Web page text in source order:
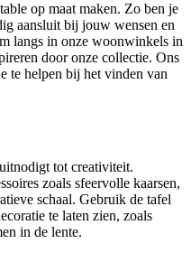
op maat maken. Zo ben je
aansluit bij jouw wensen en
langs in onze woonwinkels in
door onze collectie. Ons
te helpen bij het vinden van
tot creativiteit.
zoals sfeervolle kaarsen,
schaal. Gebruik de tafel
te laten zien, zoals
in de lente.